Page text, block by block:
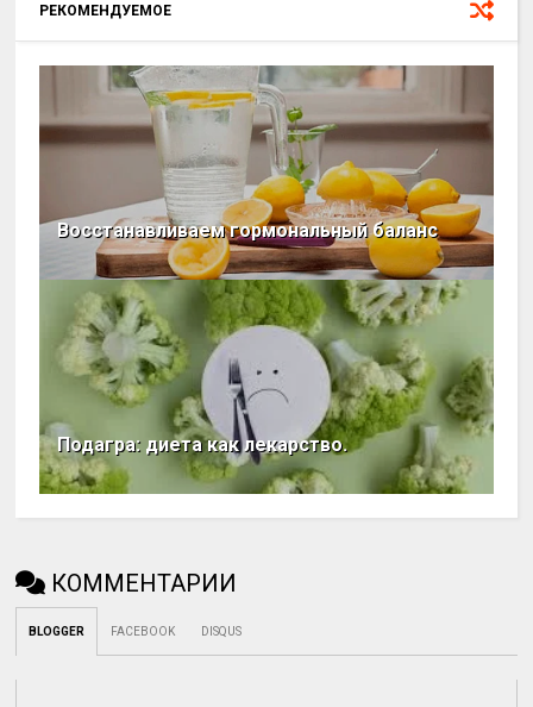
РЕКОМЕНДУЕМОЕ
Восстанавливаем гормональный баланс
Подагра: диета как лекарство.
КОММЕНТАРИИ
BLOGGER FACEBOOK DISQUS